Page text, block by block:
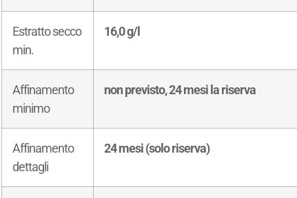
Estratto secco
min.
16,0 g/l
Affinamento
minimo
non previsto, 24 mesi la riserva
Affinamento
dettagli
24 mesi (solo riserva)